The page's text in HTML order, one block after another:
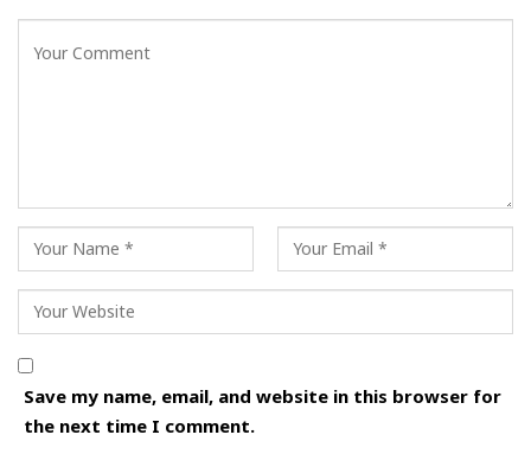
Save my name, email, and website in this browser for
the next time I comment.